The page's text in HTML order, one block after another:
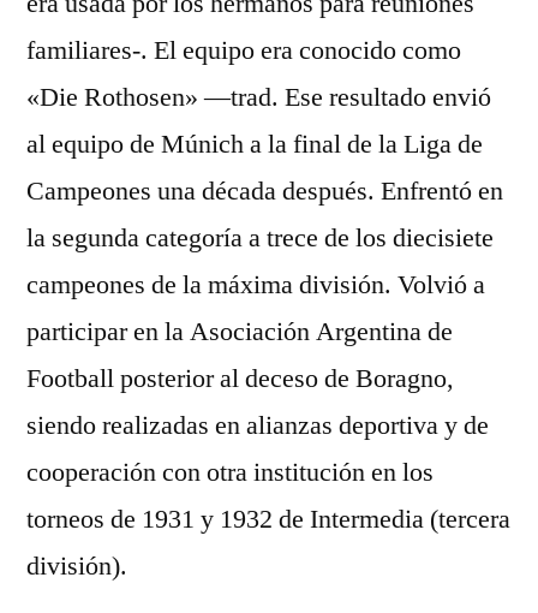
familiares-. El equipo era conocido como
«Die Rothosen» —trad. Ese resultado envió
al equipo de Múnich a la final de la Liga de
Campeones una década después. Enfrentó en
la segunda categoría a trece de los diecisiete
campeones de la máxima división. Volvió a
participar en la Asociación Argentina de
Football posterior al deceso de Boragno,
siendo realizadas en alianzas deportiva y de
cooperación con otra institución en los
torneos de 1931 y 1932 de Intermedia (tercera
división).